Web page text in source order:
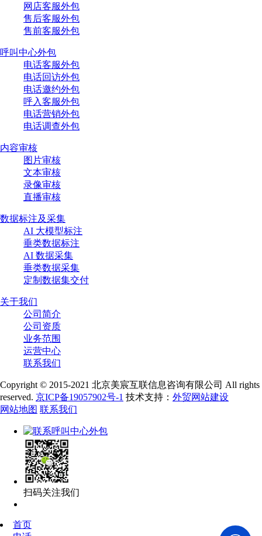
网店客服外包
售后客服外包
售前客服外包
呼叫中心外包
电话客服外包
电话回访外包
电话邀约外包
呼入客服外包
电话营销外包
电话调查外包
内容审核
图片审核
文本审核
录像审核
直播审核
数据标注及采集
AI 大模型标注
垂类数据标注
AI 数据采集
垂类数据采集
定制数据集交付
关于我们
公司简介
公司资质
业务范围
运营中心
联系我们
Copyright © 2015-2021 北京美宸互联信息咨询有限公司 All rights
reserved. 京ICP备19057902号-1 技术支持： 外贸网站建设
网站地图 联系我们
扫码关注我们
首页